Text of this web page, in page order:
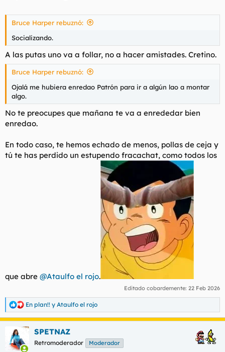
Bruce Harper rebuznó:
Socializando.
A las putas uno va a follar, no a hacer amistades. Cretino.
Bruce Harper rebuznó:
Ojalá me hubiera enredao Patrón para ir a algún lao a montar
algo.
No te preocupes que mañana te va a enrededar bien
enredao.
En todo caso, te hemos echado de menos, pollas de ceja y
tú te has perdido un estupendo fracachat, como todos los
que abre @Ataulfo el rojo.
Editado cobardemente: 22 Feb 2026
R
e
a
c
i
En plan!! y Ataulfo el rojo
SPETNAZ
Retromoderador Moderador